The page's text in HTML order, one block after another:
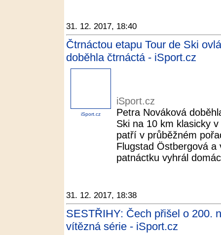
31. 12. 2017, 18:40
Čtrnáctou etapu Tour de Ski
doběhla čtrnáctá - iSport.cz
iSport.cz
iSport.cz
Petra Nováková
Ski na 10 km klasicky
patří v průběžném
Flugstad Östbergová a
patnáctku vyhrál
31. 12. 2017, 18:38
SESTŘIHY: Čech přišel o 200.
vítězná série - iSport.cz